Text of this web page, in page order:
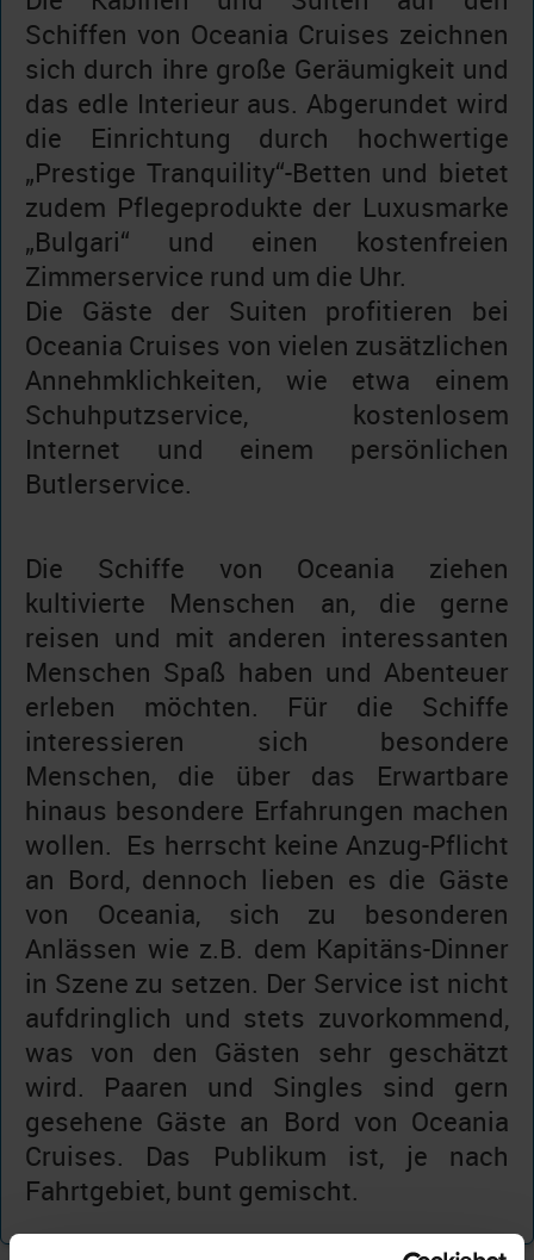
Schiffen von Oceania Cruises zeichnen
sich durch ihre große Geräumigkeit und
das edle Interieur aus. Abgerundet wird
die Einrichtung durch hochwertige
„Prestige Tranquility“-Betten und bietet
zudem Pflegeprodukte der Luxusmarke
„Bulgari“ und einen kostenfreien
Zimmerservice rund um die Uhr.
Die Gäste der Suiten profitieren bei
Oceania Cruises von vielen zusätzlichen
Annehmklichkeiten, wie etwa einem
Schuhputzservice, kostenlosem
Internet und einem persönlichen
Butlerservice.
Die Schiffe von Oceania ziehen
kultivierte Menschen an, die gerne
reisen und mit anderen interessanten
Menschen Spaß haben und Abenteuer
erleben möchten. Für die Schiffe
interessieren sich besondere
Menschen, die über das Erwartbare
hinaus besondere Erfahrungen machen
wollen. Es herrscht keine Anzug-Pflicht
an Bord, dennoch lieben es die Gäste
von Oceania, sich zu besonderen
Anlässen wie z.B. dem Kapitäns-Dinner
in Szene zu setzen. Der Service ist nicht
aufdringlich und stets zuvorkommend,
was von den Gästen sehr geschätzt
wird. Paaren und Singles sind gern
gesehene Gäste an Bord von Oceania
Cruises. Das Publikum ist, je nach
Fahrtgebiet, bunt gemischt.